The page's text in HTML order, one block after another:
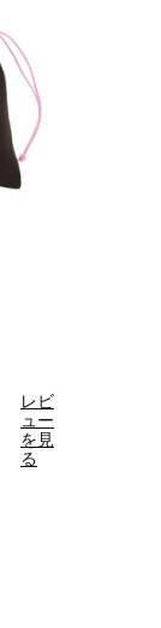
レビ
ュー
を見
る